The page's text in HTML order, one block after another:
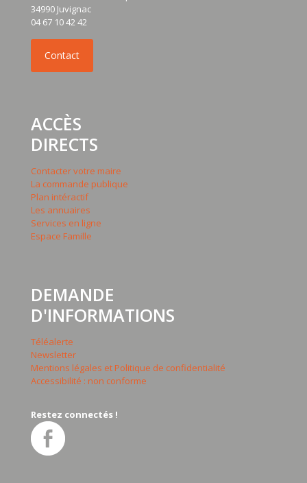
34990 Juvignac
04 67 10 42 42
ACCÈS
DIRECTS
Contacter votre maire
La commande publique
Plan intéractif
Les annuaires
Services en ligne
Espace Famille
DEMANDE
D'INFORMATIONS
Téléalerte
Newsletter
Mentions légales et Politique de confidentialité
Accessibilité : non conforme
Restez connectés !